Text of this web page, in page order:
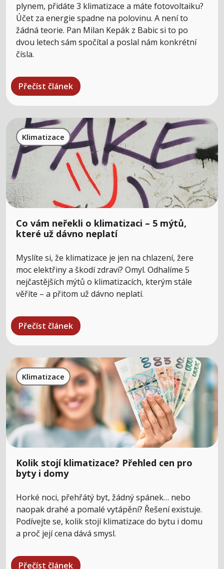
plynem, přidáte 3 klimatizace a máte fotovoltaiku?
Účet za energie spadne na polovinu. A není to
žádná teorie. Pan Milan Kepák z Babic si to po
dvou letech sám spočítal a poslal nám konkrétní
čísla.
Přečíst článek
Klimatizace
Co vám neřekli o klimatizaci – 5 mýtů,
které už dávno neplatí
Myslíte si, že klimatizace je jen na chlazení, žere
moc elektřiny a škodí zdraví? Omyl. Odhalíme 5
nejčastějších mýtů o klimatizacích, kterým stále
věříte – a přitom už dávno neplatí.
Přečíst článek
Klimatizace
Kolik stojí klimatizace? Přehled cen pro
byty i domy
Horké noci, přehřátý byt, žádný spánek… nebo
naopak drahé a pomalé vytápění? Řešení existuje.
Podívejte se, kolik stojí klimatizace do bytu i domu
a proč její cena dává smysl.
Přečíst článek